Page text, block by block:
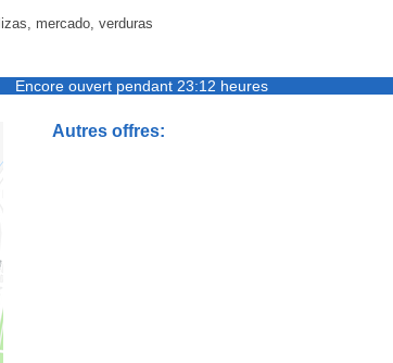
mercado, verduras
Encore ouvert pendant 23:12 heures
Autres offres: